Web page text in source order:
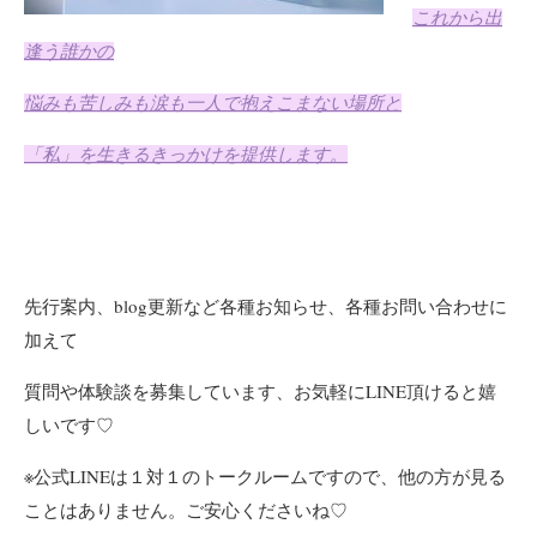
これから出
逢う誰かの
悩みも苦しみも涙も一人で抱えこまない場所と
「私」を生きるきっかけを提供します。
先行案内、blog更新など各種お知らせ、各種お問い合わせに
加えて
質問や体験談を募集しています、 お気軽にLINE頂けると嬉
しいです♡
※公式LINEは１対１のトークルームですので、他の方が見る
ことはありません。ご安心くださいね♡